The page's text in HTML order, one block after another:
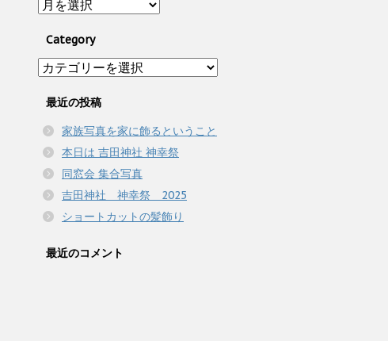
Category
Category
最近の投稿
家族写真を家に飾るということ
本日は 吉田神社 神幸祭
同窓会 集合写真
吉田神社 神幸祭 2025
ショートカットの髪飾り
最近のコメント